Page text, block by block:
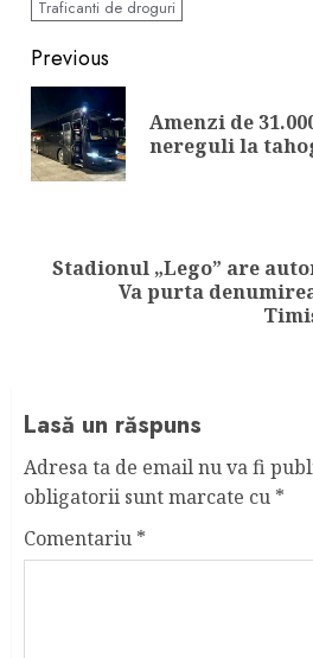
Traficanti de droguri
Continue
Reading
Previous
Amenzi de
nereguli la
Next
Stadionul „Lego” are
Va purta
Lasă un răspuns
Adresa ta de email nu va fi
obligatorii sunt marcate cu *
Comentariu *